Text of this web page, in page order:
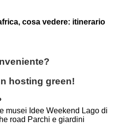
cosa vedere: itinerario
hosting green!
musei Idee Weekend Lago di
road Parchi e giardini